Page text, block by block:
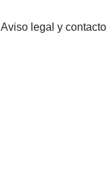
Aviso legal y contacto